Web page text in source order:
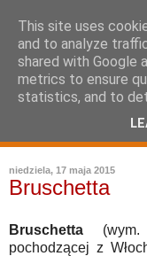
leksykon sztuki
niedziela, 17 maja 2015
Bruschetta
Bruschetta
pochodzącej z
This site uses
and to analyze
shared with Google
metrics to ensure
statistics, and to